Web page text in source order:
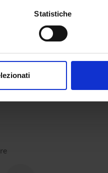
un'approssimazione di
Dichiarazione sui cookie.
Statistiche